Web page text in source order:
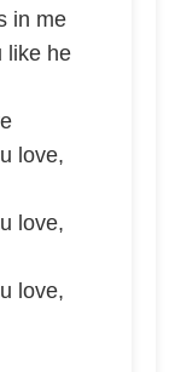
in me
like he
love,
love,
love,